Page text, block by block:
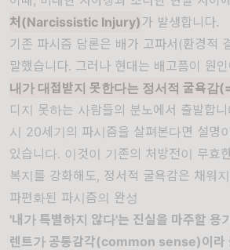
처(Narcissistic Injury)가 발생합니다.
기존 파시즘 담론은 배가 고파서(환경적
말했습니다. 그러나 현대는 배고픔이 원
내가 대접받지 못한다는 정서적 굴욕감
디지 못하는 사람들의 분노에서 출발합
시 20세기의 파시즘을 살펴본다면 설명
있습니다. 이것이 기존의 처방전이 무효
복지를 강화해도, 정서적 굴욕감은 채워
파편화된 파시즘의 완성
'내가 특별하지 않다'는 진실을 마주할 용
렌트가 공통감각(common sense)이라